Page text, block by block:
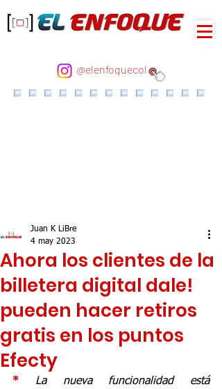
@elenfoquecol
Ahora los clientes de la
billetera digital dale!
pueden hacer retiros
gratis en los puntos
Efecty
Juan K LiBre
4 may 2023
* La nueva funcionalidad está